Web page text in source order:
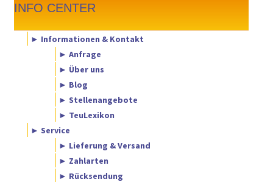
INFO CENTER
► Informationen & Kontakt
► Anfrage
► Über uns
► Blog
► Stellenangebote
► TeuLexikon
► Service
► Lieferung & Versand
► Zahlarten
► Rücksendung